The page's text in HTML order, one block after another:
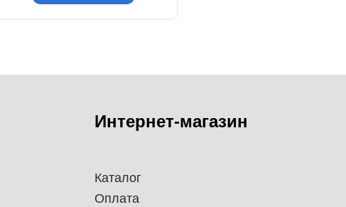
Интернет-магазин
Каталог
Оплата